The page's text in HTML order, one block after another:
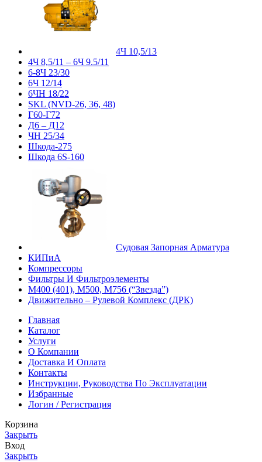
4Ч 10,5/13
4Ч 8,5/11 – 6Ч 9.5/11
6-8Ч 23/30
6Ч 12/14
6ЧН 18/22
SKL (NVD-26, 36, 48)
Г60-Г72
Д6 – Д12
ЧН 25/34
Шкода-275
Шкода 6S-160
Судовая Запорная Арматура
КИПиА
Компрессоры
Фильтры И Фильтроэлементы
М400 (401), М500, М756 (“Звезда”)
Движительно – Рулевой Комплекс (ДРК)
Главная
Каталог
Услуги
О Компании
Доставка И Оплата
Контакты
Инструкции, Руководства По Эксплуатации
Избранные
Логин / Регистрация
Корзина
Закрыть
Вход
Закрыть